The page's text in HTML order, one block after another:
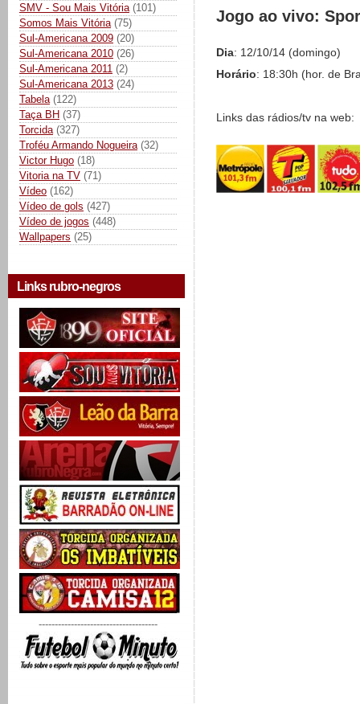
SMV - Sou Mais Vitória (101)
Somos Mais Vitória (75)
Sul-Americana 2009 (20)
Sul-Americana 2010 (26)
Sul-Americana 2011 (2)
Sul-Americana 2013 (24)
Tabela (122)
Taça BH (37)
Torcida (327)
Troféu Armando Nogueira (32)
Victor Hugo (18)
Vitoria na TV (71)
Vídeo (162)
Vídeo de gols (427)
Vídeo de jogos (448)
Wallpapers (25)
Links rubro-negros
-------------------------------------
Jogo ao vivo:
Dia: 12/10/14 (domingo)
Horário: 18:30h (hor. de
Links das rádios/tv na web: